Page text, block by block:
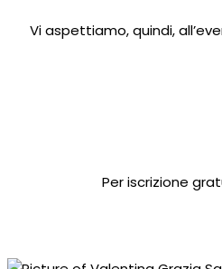
Vi aspettiamo, quindi,
Per iscrizione